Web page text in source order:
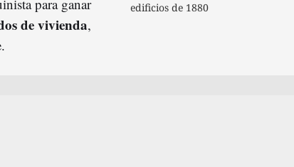
edificios de 1880
para ganar
de vivienda,